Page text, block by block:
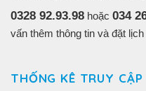
0328 92.93.98 hoặc 034
vấn thêm thông tin và đặt
THỐNG KÊ TRUY CẬP